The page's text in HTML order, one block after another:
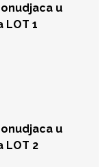
u
1
u
LOT 2